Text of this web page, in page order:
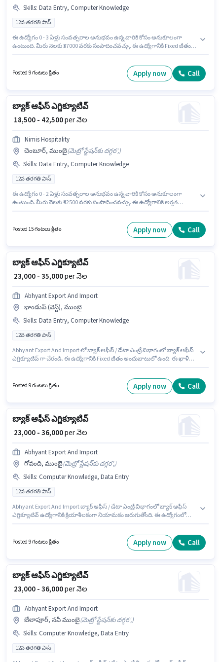
Skills: Data Entry, Computer Knowledge
12వ తరగతి పాస్
ఈ ఉద్యోగం 0 - 3 ఏళ్లు సంవత్సరాల అనుభవం ఉన్న వారికి కోసం అనుకూలంగా
ఉంటుంది. మీరు నెలకు ₹37000 వరకు సంపాదించవచ్చు. ఈ ఉద్యోగానికి Fixed జీతం
ఉద్యోగంలో అదనపు ప్రయోజనాలు Cab, Insurance, PF, Medical Benefits
ఉన్నాయి. ఈ ఖాళీ భివాండి, ముంబై లో ఉంది. ఈ ఉద్యోగానికి అభ్యర్థి వద్ద Computer
Posted 9 గంటలు క్రితం Apply now Call
బ్యాక్ ఆఫీస్ ఎగ్జిక్యూటివ్
₹ 18,500 - 42,500per నెల
Nimis Hospitality
చెంబూర్, ముంబై(మెట్రో స్టేషన్‌కు దగ్గర',)
Skills: Data Entry, Computer Knowledge
12వ తరగతి పాస్
ఈ ఉద్యోగం 0 - 2 ఏళ్లు సంవత్సరాల అనుభవం ఉన్న వారికి కోసం అనుకూలంగా
ఉంటుంది. మీరు నెలకు ₹42500 వరకు సంపాదించవచ్చు. ఈ ఉద్యోగానికి అర్హత
ఉండాలి. అదనపు Insurance, PF, Medical Benefits లు ఉద్యోగ స్థాయి మరియు
కంపెనీ పాలసీలపై ఆధారపడి ఇప్పించబడతాయి. ఈ ఖాళీ చెంబూర్, ముంబై లో ఉంది.
Posted 15 గంటలు క్రితం Apply now Call
బ్యాక్ ఆఫీస్ ఎగ్జిక్యూటివ్
₹ 23,000 - 35,000per నెల
Abhyant Export And Import
భాండుప్ (వెస్ట్), ముంబై
Skills: Data Entry, Computer Knowledge
12వ తరగతి పాస్
Abhyant Export And Import లో బ్యాక్ ఆఫీస్ / డేటా ఎంట్రీ విభాగంలో బ్యాక్ ఆఫీస్
ఎగ్జిక్యూటివ్ గా చేరండి. ఈ ఉద్యోగానికి Fixed జీతం అందుబాటులో ఉంది. ఈ ఖాళీ
పాస్ డిగ్రీ లేదా సర్టిఫికెట్ కలిగి ఉండాలి. ఈ ఉద్యోగానికి అర్హత పొందేందుకు అభ్యర్థికి
Computer Knowledge, Data Entry వంటి నైపుణ్యాలు ఉండాలి.
Posted 9 గంటలు క్రితం Apply now Call
బ్యాక్ ఆఫీస్ ఎగ్జిక్యూటివ్
₹ 23,000 - 36,000per నెల
Abhyant Export And Import
గోవంది, ముంబై(మెట్రో స్టేషన్‌కు దగ్గర',)
Skills: Computer Knowledge, Data Entry
12వ తరగతి పాస్
Abhyant Export And Import బ్యాక్ ఆఫీస్ / డేటా ఎంట్రీ విభాగంలో బ్యాక్ ఆఫీస్
ఎగ్జిక్యూటివ్ ఉద్యోగానికి క్రియాశీలకంగా నియామకం జరుగుతోంది. ఈ ఉద్యోగంలో
దరఖాస్తుదారులు కనీసం 12వ తరగతి పాస్ డిగ్రీ లేదా సర్టిఫికెట్ కలిగి ఉండాలి. ఈ
ఉద్యోగానికి అర్హత పొందేందుకు అభ్యర్థికి Computer Knowledge, Data Entry వంటి
Posted 9 గంటలు క్రితం Apply now Call
బ్యాక్ ఆఫీస్ ఎగ్జిక్యూటివ్
₹ 23,000 - 36,000per నెల
Abhyant Export And Import
బేలాపూర్, నవీ ముంబై(మెట్రో స్టేషన్‌కు దగ్గర',)
Skills: Computer Knowledge, Data Entry
12వ తరగతి పాస్